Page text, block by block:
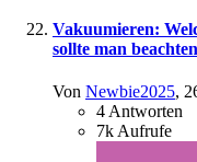
Vakuumieren:
sollte man
Von Newbie2025,
4 Antworten
7k Aufrufe